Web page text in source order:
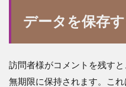
データを保存
訪問者様がコメントを残す
無期限に保持されます。こ